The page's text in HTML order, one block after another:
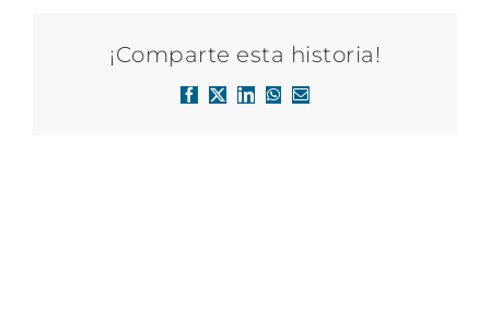
¡Comparte esta historia!
Facebook
X LinkedInWhatsApp
Correo